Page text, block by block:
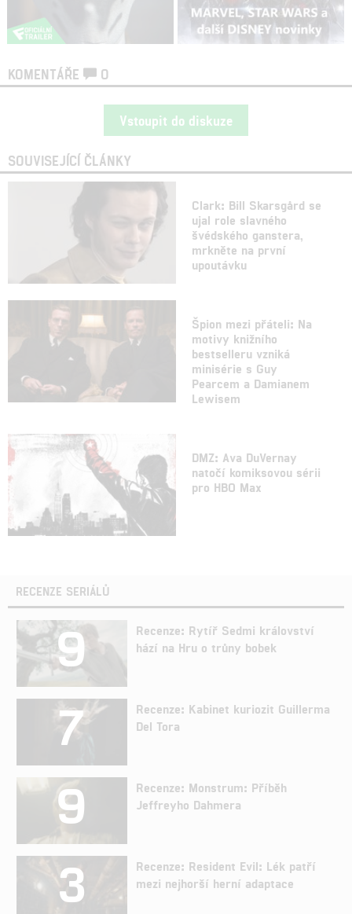
KOMENTÁŘE 0
Vstoupit do diskuze
SOUVISEJÍCÍ ČLÁNKY
Clark: Bill Skarsgård se
ujal role slavného
švédského ganstera,
mrkněte na první
upoutávku
Špion mezi přáteli: Na
motivy knižního
bestselleru vzniká
minisérie s Guy
Pearcem a Damianem
Lewisem
DMZ: Ava DuVernay
natočí komiksovou sérii
pro HBO Max
RECENZE SERIÁLŮ
9
Recenze: Rytíř Sedmi království
hází na Hru o trůny bobek
7
Recenze: Kabinet kuriozit Guillerma
Del Tora
9
Recenze: Monstrum: Příběh
Jeffreyho Dahmera
3
Recenze: Resident Evil: Lék patří
mezi nejhorší herní adaptace